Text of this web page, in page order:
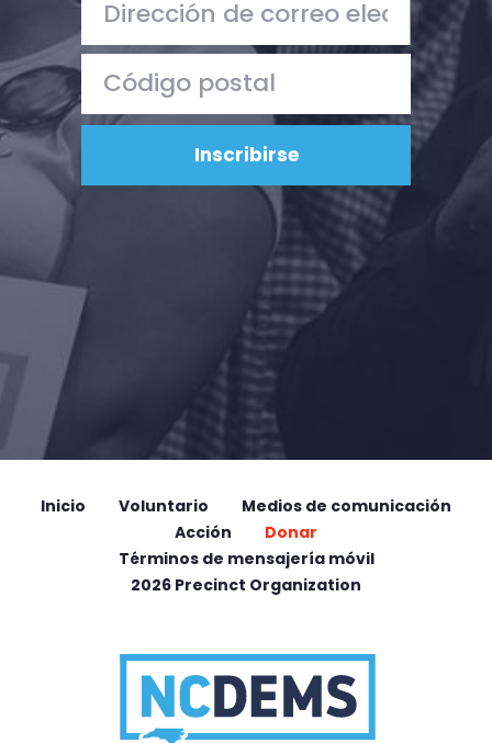
Inicio Voluntario
Medios de comunicación
Acción
Donar
Términos de mensajería móvil
2026 Precinct Organization